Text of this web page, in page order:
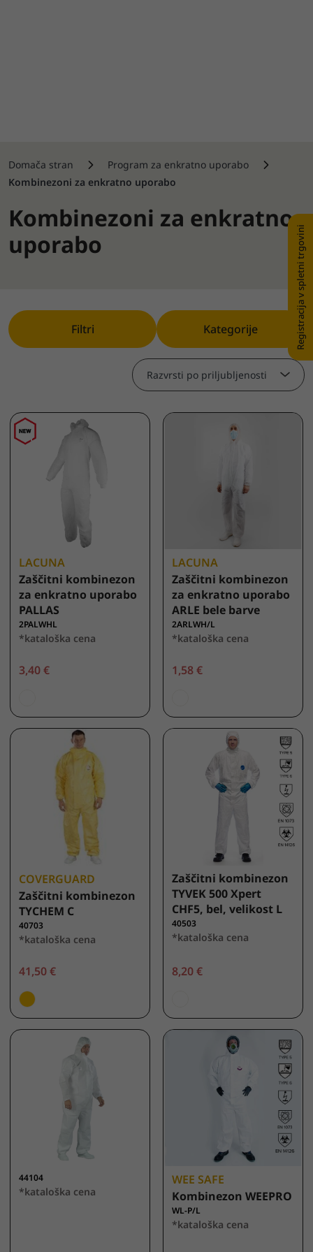
Domača stran
Program za enkratno uporabo
Kombinezoni za enkratno uporabo
Kombinezoni za enkratno
uporabo
Filtri Kategorije
Razvrsti po priljubljenosti
LACUNA
Zaščitni kombinezon
za enkratno uporabo
PALLAS
2PALWHL
*kataloška cena
3,40 €
LACUNA
Zaščitni kombinezon
za enkratno uporabo
ARLE bele barve
2ARLWH/L
*kataloška cena
1,58 €
COVERGUARD
Zaščitni kombinezon
TYCHEM C
40703
*kataloška cena
41,50 €
Zaščitni kombinezon
TYVEK 500 Xpert
CHF5, bel, velikost L
40503
*kataloška cena
8,20 €
44104
*kataloška cena
WEE SAFE
Kombinezon WEEPRO
WL-P/L
*kataloška cena
Registracija v spletni trgovini